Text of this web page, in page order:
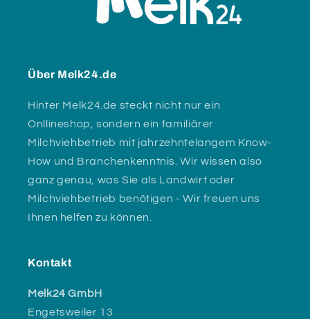
Über Melk24.de
Hinter Melk24.de steckt nicht nur ein
Onllineshop, sondern ein familiärer
Milchviehbetrieb mit jahrzehntelangem Know-
How und Branchenkenntnis. Wir wissen also
ganz genau, was Sie als Landwirt oder
Milchviehbetrieb benötigen - Wir freuen uns
Ihnen helfen zu können.
Kontakt
Melk24 GmbH
Engetsweiler 13